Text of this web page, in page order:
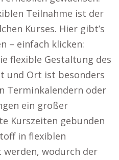
Teilnahme ist der
Kurses. Hier gibt’s
– einfach klicken:
flexible Gestaltung des
und Ort ist besonders
Terminkalendern oder
ein großer
Kurszeiten gebunden
in flexiblen
wodurch der